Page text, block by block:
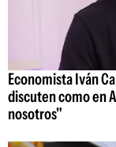
Economista Iván
discuten como en
nosotros"